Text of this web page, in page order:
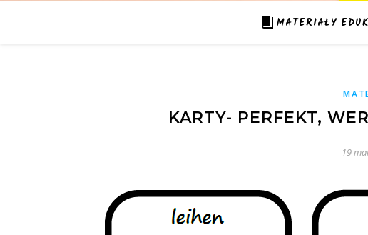
MATERIAŁY
KARTY- PERFEKT,
19